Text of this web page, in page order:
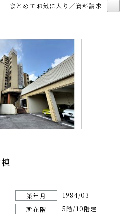
まとめてお気に入り／資料請求
築年月
1984/03
所在階 5階/10階建